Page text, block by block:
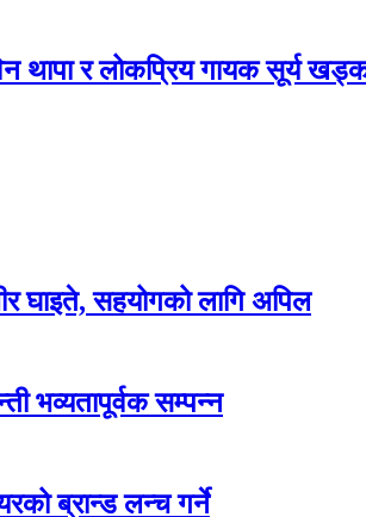
र लोकप्रिय गायक सूर्य
घाइते, सहयोगको लागि अपिल
भव्यतापूर्वक सम्पन्न
ब्रान्ड लन्च गर्ने